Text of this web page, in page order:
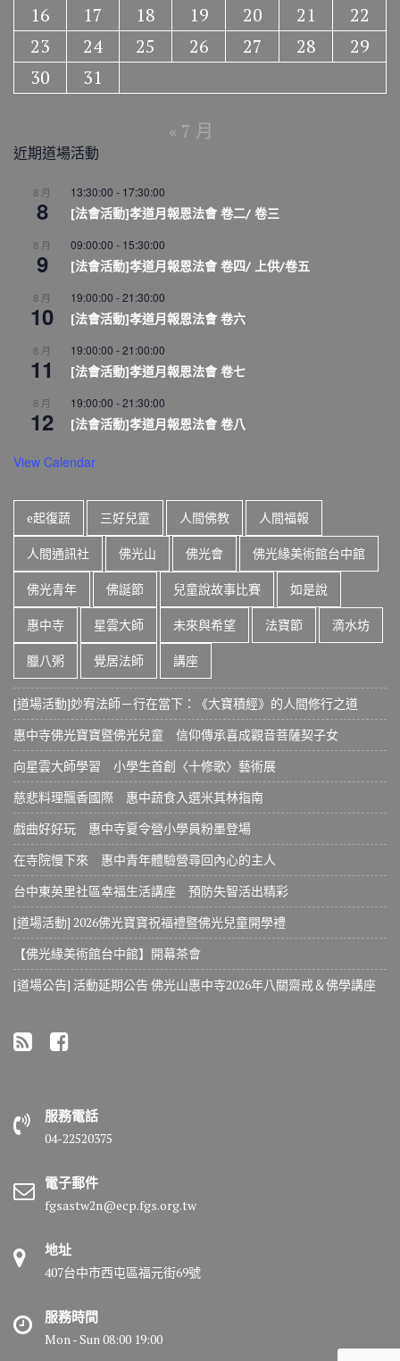
16
17 18 19 20 21
22
23
24 25 26 27 28
29
30
31
« 7 月
近期道場活動
8 月
8
13:30:00 - 17:30:00
[法會活動]孝道月報恩法會 卷二/ 卷三
8 月
9
09:00:00 - 15:30:00
[法會活動]孝道月報恩法會 卷四/ 上供/卷五
8 月
10
19:00:00 -21:30:00
[法會活動]孝道月報恩法會 卷六
8 月
11
19:00:00 -21:00:00
[法會活動]孝道月報恩法會 卷七
8 月
12
19:00:00 -21:30:00
[法會活動]孝道月報恩法會 卷八
View Calendar
e起復蔬 三好兒童 人間佛教 人間福報
人間通訊社 佛光山 佛光會 佛光緣美術館台中館
佛光青年 佛誕節 兒童說故事比賽 如是說
惠中寺 星雲大師 未來與希望 法寶節 滴水坊
臘八粥 覺居法師 講座
[道場活動]妙宥法師－行在當下：《大寶積經》的人間修行之道
惠中寺佛光寶寶暨佛光兒童 信仰傳承喜成觀音菩薩契子女
向星雲大師學習 小學生首創〈十修歌〉藝術展
慈悲料理飄香國際 惠中蔬食入選米其林指南
戲曲好好玩 惠中寺夏令營小學員粉墨登場
在寺院慢下來 惠中青年體驗營尋回內心的主人
台中東英里社區幸福生活講座 預防失智活出精彩
[道場活動] 2026佛光寶寶祝福禮暨佛光兒童開學禮
【佛光緣美術館台中館】開幕茶會
[道場公告] 活動延期公告 佛光山惠中寺2026年八關齋戒＆佛學講座
服務電話
04-22520375
電子郵件
fgsastw2n@ecp.fgs.org.tw
地址
407台中市西屯區福元街69號
服務時間
Mon - Sun 08:00 19:00